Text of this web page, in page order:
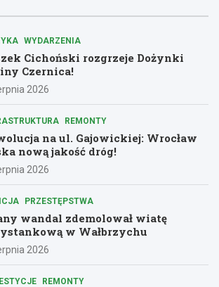
WYDARZENIA
Cichoński rozgrzeje Dożynki
Czernica!
2026
REMONTY
na ul. Gajowickiej: Wrocław
nową jakość dróg!
2026
PRZESTĘPSTWA
wandal zdemolował wiatę
w Wałbrzychu
2026
REMONTY